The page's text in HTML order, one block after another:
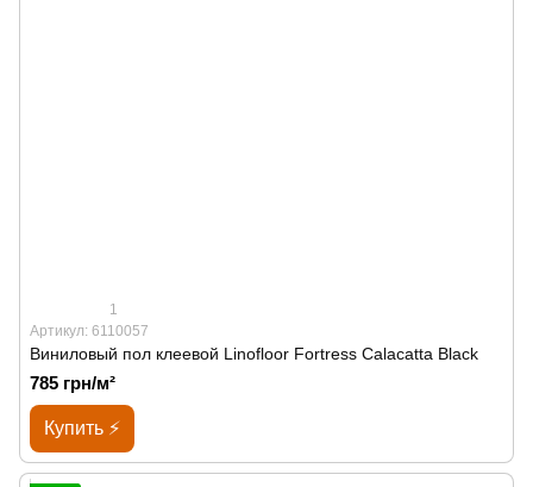
1
Артикул: 6110057
Виниловый пол клеевой Linofloor Fortress Calacatta Black
785 грн/м²
Купить ⚡